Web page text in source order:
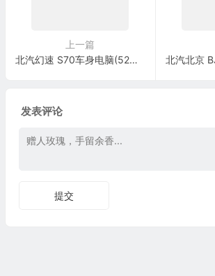
上一篇
北汽幻速 S70车身电脑(52针+48针+22针+32针)端子
发表评论